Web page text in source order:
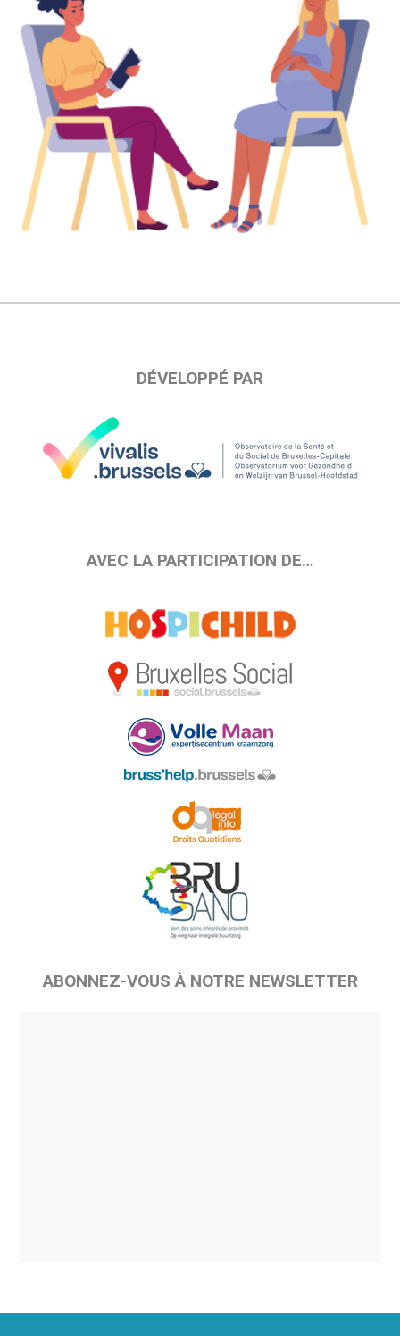
DÉVELOPPÉ PAR
AVEC LA PARTICIPATION DE…
ABONNEZ-VOUS À NOTRE NEWSLETTER